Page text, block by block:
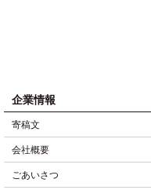
企業情報
寄稿文
会社概要
ごあいさつ